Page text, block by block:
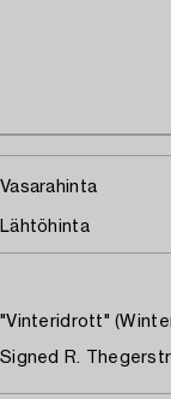
Vasarahinta
Lähtöhinta
"Vinteridrott"
Signed R.